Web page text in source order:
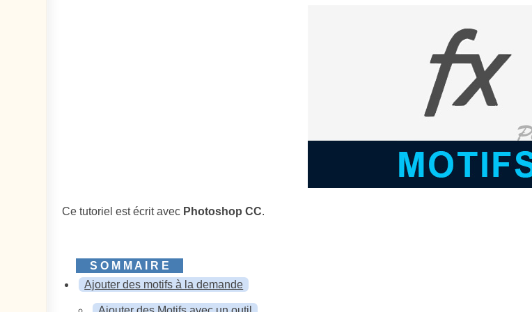
Ce tutoriel est écrit avec Photoshop CC.
Ajouter des motifs à la demande